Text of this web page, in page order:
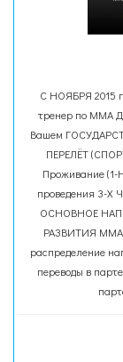
С НОЯБРЯ 2015
тренер по ММА
Вашем
ПЕРЕЛЁТ
Проживание
проведения 3-Х
ОСНОВНОЕ
РАЗВИТИЯ ММА
распределение
переводы в